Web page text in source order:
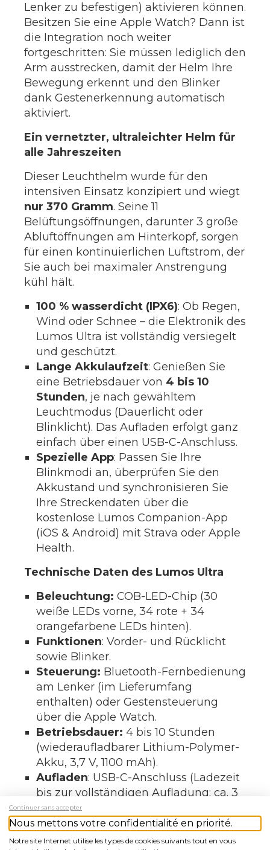
Lenker zu befestigen) aktivieren können.
Besitzen Sie eine Apple Watch? Dann ist
die Integration noch weiter
fortgeschritten: Sie müssen lediglich den
Arm ausstrecken, damit der Helm Ihre
Bewegung erkennt und den Blinker
dank Gestenerkennung automatisch
aktiviert.
Ein vernetzter, ultraleichter Helm für
alle Jahreszeiten
Dieser Leuchthelm wurde für den
intensiven Einsatz konzipiert und wiegt
nur 370 Gramm. Seine 11
Belüftungsöffnungen, darunter 3 große
Abluftöffnungen am Hinterkopf, sorgen
für einen kontinuierlichen Luftstrom, der
Sie auch bei maximaler Anstrengung
kühl hält.
100 % wasserdicht (IPX6): Ob Regen,
Wind oder Schnee – die Elektronik des
Lumos Ultra ist vollständig versiegelt
und geschützt.
Lange Akkulaufzeit: Genießen Sie
eine Betriebsdauer von 4 bis 10
Stunden, je nach gewähltem
Leuchtmodus (Dauerlicht oder
Blinklicht). Das Aufladen erfolgt ganz
einfach über einen USB-C-Anschluss.
Spezielle App: Passen Sie Ihre
Blinkmodi an, überprüfen Sie den
Akkustand und synchronisieren Sie
Ihre Streckendaten über die
kostenlose Lumos Companion-App
(iOS & Android) mit Strava oder Apple
Health.
Technische Daten des Lumos Ultra
Beleuchtung: COB-LED-Chip (30
weiße LEDs vorne, 34 rote + 34
orangefarbene LEDs hinten).
Funktionen: Vorder- und Rücklicht
sowie Blinker.
Steuerung: Bluetooth-Fernbedienung
am Lenker (im Lieferumfang
enthalten) oder Gestensteuerung
über die Apple Watch.
Betriebsdauer: 4 bis 10 Stunden
(wiederaufladbarer Lithium-Polymer-
Akku, 3,7 V, 1100 mAh).
Aufladen: USB-C-Anschluss (Ladezeit
bis zur vollständigen Aufladung: ca. 3
Stunden).
Gewicht: 370 g (Größe M) / Geringe
Abweichungen je nach Größe und
Continuer sans accepter
Nous mettons votre confidentialité en priorité.
Notre site Internet utilise les types de cookies suivants tout en vous